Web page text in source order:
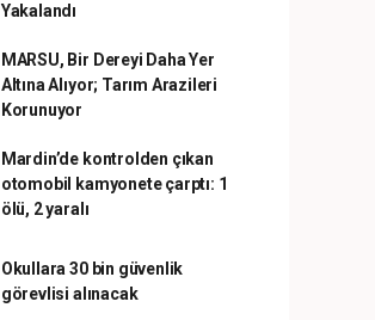
Yakalandı
MARSU, Bir Dereyi Daha Yer
Altına Alıyor; Tarım Arazileri
Korunuyor
Mardin’de kontrolden çıkan
otomobil kamyonete çarptı: 1
ölü, 2 yaralı
Okullara 30 bin güvenlik
görevlisi alınacak